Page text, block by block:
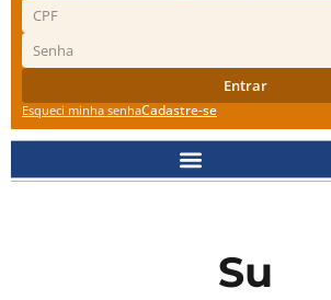
Entrar
Esqueci minha senhaCadastre-se
Su